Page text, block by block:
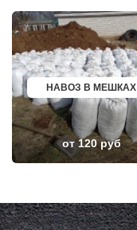
КЛЯЗЬМА
КНУТОВО
КОЖИНО
КОКОШКИНО
КОЛЮБАКИНО
КОММУНАРКА
КОНСТАНТИНОВО
КОРЕНЕВО
КОРОЛЕВ
КОСИНО
КОТЕЛЬНИКИ
КРАСКОВО
КРАСНОЗАВОДСК
КРАСНОЗНАМЕНСК
НАВОЗ В МЕШКАХ
от 120 руб